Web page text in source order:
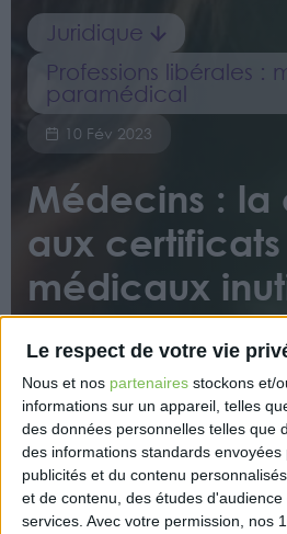
Le respect de votre vie
Nous et nos partenaires stockons et/
informations sur un appareil, telles
des données personnelles telles que
des informations standards
publicités et du contenu
et de contenu, des études
services. Avec votre permission, nos
Juridique
Professions libérales :
paramédical
10 Fév 2023
Médecins : la
aux certificats
médicaux
lancée…
concerné ?